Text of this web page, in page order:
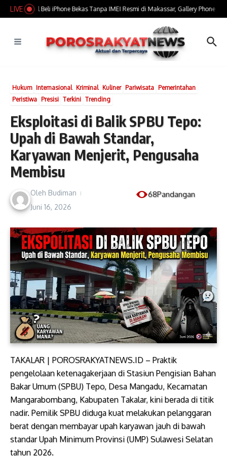
Lewati ke konten
LIVE
​Marak Jual Beli iPhone Bekas Tanpa IMEI Resmi di Makassar, Gallery Phone Jadi
Hukum Internasional Kriminal Kuliner Pariwisata Pemerintahan
Peristiwa Presisi Terkini Trending
Eksploitasi di Balik SPBU Tepo:
Upah di Bawah Standar,
Karyawan Menjerit, Pengusaha
Membisu
Oleh Budiman 68Pandangan
Juni 16, 2026
TAKALAR | POROSRAKYATNEWS.ID – Praktik
pengelolaan ketenagakerjaan di Stasiun Pengisian Bahan
Bakar Umum (SPBU) Tepo, Desa Mangadu, Kecamatan
Mangarabombang, Kabupaten Takalar, kini berada di titik
nadir. Pemilik SPBU diduga kuat melakukan pelanggaran
berat dengan membayar upah karyawan jauh di bawah
standar Upah Minimum Provinsi (UMP) Sulawesi Selatan
tahun 2026.